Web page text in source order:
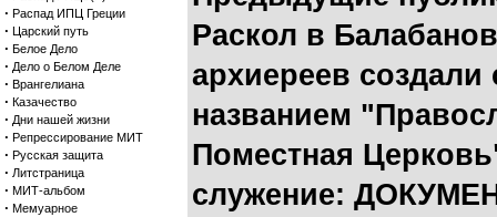
· Распад ИПЦ Греции
· Царский путь
· Белое Дело
· Дело о Белом Деле
· Врангелиана
· Казачество
· Дни нашей жизни
· Репрессирование МИТ
· Русская защита
· Литстраница
· МИТ-альбом
· Мемуарное
Раскол в
архиереев
названием
Поместная
служение: